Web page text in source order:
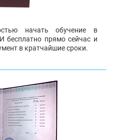
начать обучение в
прямо сейчас и
в кратчайшие сроки.